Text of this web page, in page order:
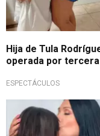
Hija de Tula
operada por
ESPECTÁCULOS
Por fuerte dolor